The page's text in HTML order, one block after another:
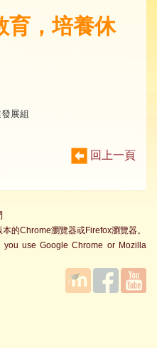
育，培養休
展組
回上一頁
的Chrome瀏覽器或Firefox瀏覽器。
you use Google Chrome or Mozilla